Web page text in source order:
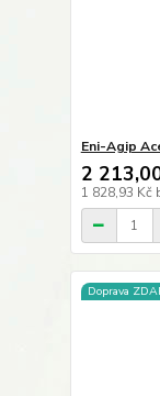
Eni-Agip
2
1 828,93 Kč
Doprava